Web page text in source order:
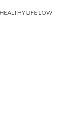
LIFE LOW